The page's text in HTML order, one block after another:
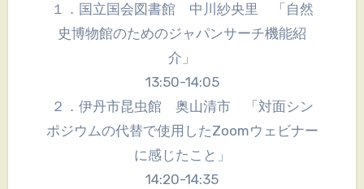
１．国立国会図書館 中川紗央里 「自然
史博物館のためのジャパンサーチ機能紹
介」
13:50-14:05
２．伊丹市昆虫館 奥山清市 「対面シン
ポジウムの代替で使用したZoomウェビナー
に感じたこと」
14:20-14:35